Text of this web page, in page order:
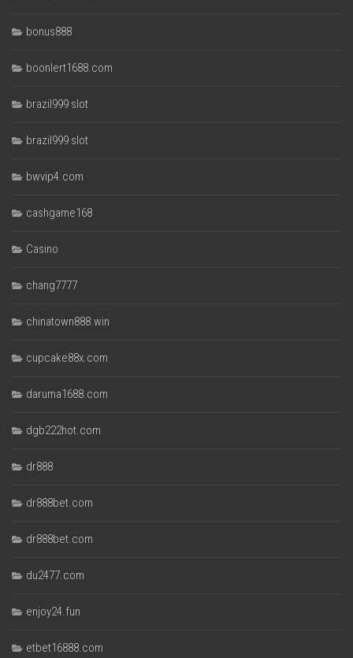
bonus888
boonlert1688.com
brazil999 slot
brazil999 slot
bwvip4.com
cashgame168
Casino
chang7777
chinatown888.win
cupcake88x.com
daruma1688.com
dgb222hot.com
dr888
dr888bet.com
dr888bet.com
du2477.com
enjoy24.fun
etbet16888.com